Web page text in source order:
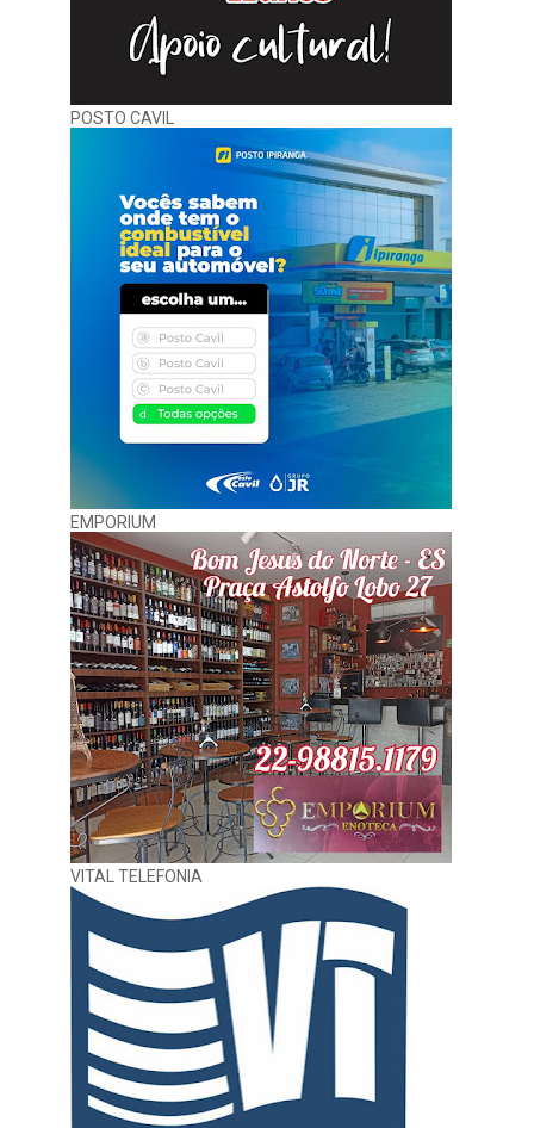
POSTO CAVIL
EMPORIUM
VITAL TELEFONIA